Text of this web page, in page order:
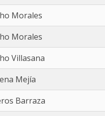
Morales
Morales
Villasana
Mejía
Barraza